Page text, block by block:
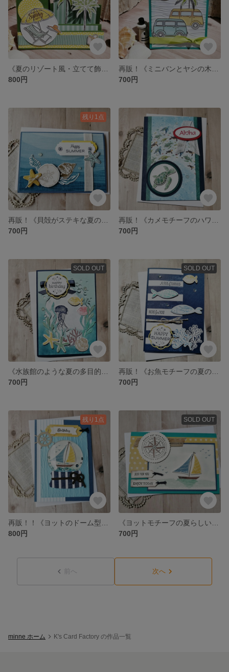
800円
700円
残り1点
700円
700円
SOLD OUT
700円
SOLD OUT
700円
残り1点
800円
SOLD OUT
700円
前へ 次へ
minne ホーム K's Card Factory の作品一覧